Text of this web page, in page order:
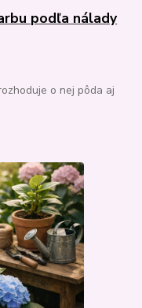
podľa nálady
o nej pôda aj